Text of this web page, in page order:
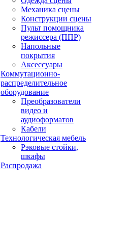
Механика сцены
Конструкции сцены
Пульт помощника
режиссера (ППР)
Напольные
покрытия
Аксессуары
Коммутационно-
распределительное
оборудование
Преобразователи
видео и
аудиоформатов
Кабели
Технологическая мебель
Рэковые стойки,
шкафы
Распродажа